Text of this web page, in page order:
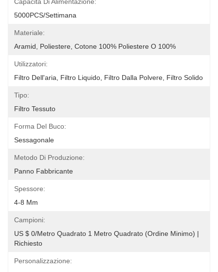
5000PCS/settimana
Materiale:
Aramid, Poliestere, Cotone 100% Poliestere O 100%
Utilizzatori:
Filtro Dell'aria, Filtro Liquido, Filtro Dalla Polvere, Filtro Solido
Tipo:
Filtro Tessuto
Forma Del Buco:
Sessagonale
Metodo Di Produzione:
Panno Fabbricante
Spessore:
4-8 Mm
Campioni:
US $ 0/metro Quadrato 1 Metro Quadrato (ordine Minimo) |
Richiesto
Personalizzazione: